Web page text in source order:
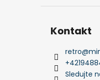
Kontakt
retro@
Sledujte